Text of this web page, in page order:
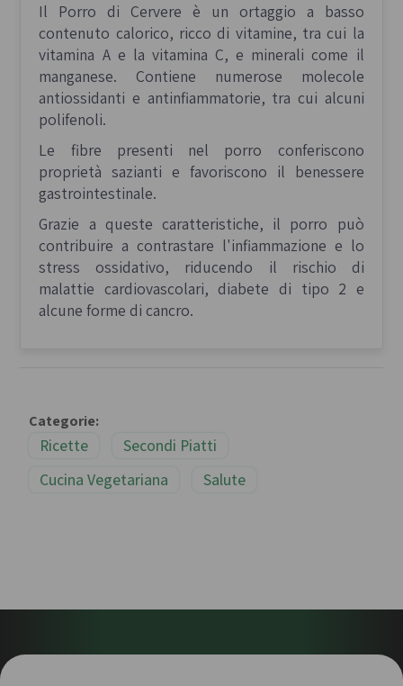
Il Porro di Cervere è un ortaggio a basso
contenuto calorico, ricco di vitamine, tra cui la
vitamina A e la vitamina C, e minerali come il
manganese. Contiene numerose molecole
antiossidanti e antinfiammatorie, tra cui alcuni
polifenoli.
Le fibre presenti nel porro conferiscono
proprietà sazianti e favoriscono il benessere
gastrointestinale.
Grazie a queste caratteristiche, il porro può
contribuire a contrastare l'infiammazione e lo
stress ossidativo, riducendo il rischio di
malattie cardiovascolari, diabete di tipo 2 e
alcune forme di cancro.
Categorie:
Ricette
Secondi Piatti
Cucina Vegetariana
Salute